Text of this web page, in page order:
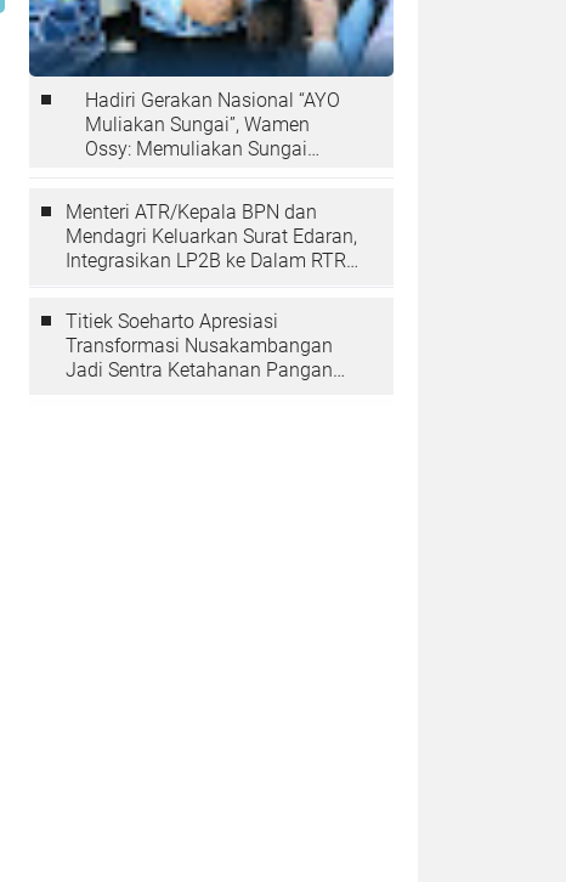
Hadiri Gerakan Nasional “AYO
Muliakan Sungai”, Wamen
Ossy: Memuliakan Sungai
Menteri ATR/Kepala BPN dan
Mendagri Keluarkan Surat Edaran,
Integrasikan LP2B ke Dalam RTRW
Titiek Soeharto Apresiasi
Transformasi Nusakambangan
Jadi Sentra Ketahanan Pangan